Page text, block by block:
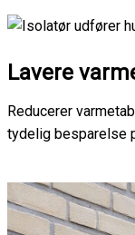
Lavere
Reducerer
tydelig besparelse